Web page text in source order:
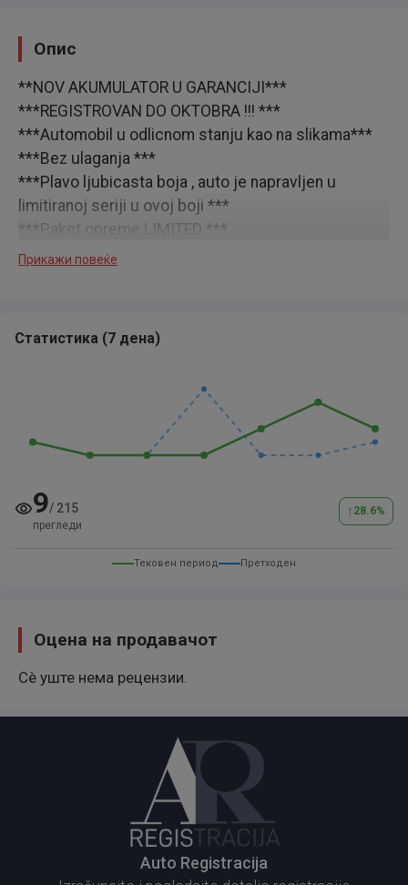
Опис
**NOV AKUMULATOR U GARANCIJI***
***REGISTROVAN DO OKTOBRA !!! ***
***Automobil u odlicnom stanju kao na slikama***
***Bez ulaganja ***
***Plavo ljubicasta boja , auto je napravljen u
limitiranoj seriji u ovoj boji ***
***Paket opreme LIMITED ***
***Mehanicki odlican utegnut na trapu ‚jako mali
***Garancija na kilometrazu***
***Pogodan za pocetnike***
PRENOS OBAVEZAN !!!!
Za vise informacija pozovite
Прикажи повеќе
Статистика (7 дена)
9/ 215
прегледи
↑ 28.6%
Тековен период Претходен
Оцена на продавачот
Сè уште нема рецензии.
Auto Registracija